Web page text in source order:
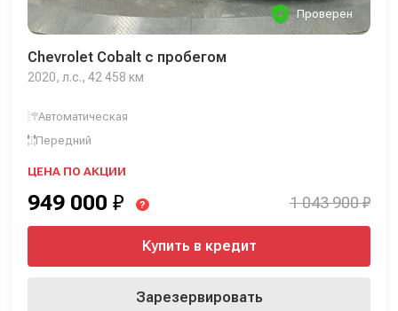
Проверен
Chevrolet Cobalt с пробегом
2020, л.с., 42 458 км
Автоматическая
Передний
ЦЕНА ПО АКЦИИ
949 000 ₽ ? 1 043 900 ₽
Купить в кредит
Зарезервировать